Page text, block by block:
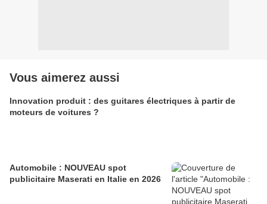
Vous aimerez aussi
Innovation produit : des guitares électriques à partir de
moteurs de voitures ?
Automobile : NOUVEAU spot
publicitaire Maserati en Italie en 2026